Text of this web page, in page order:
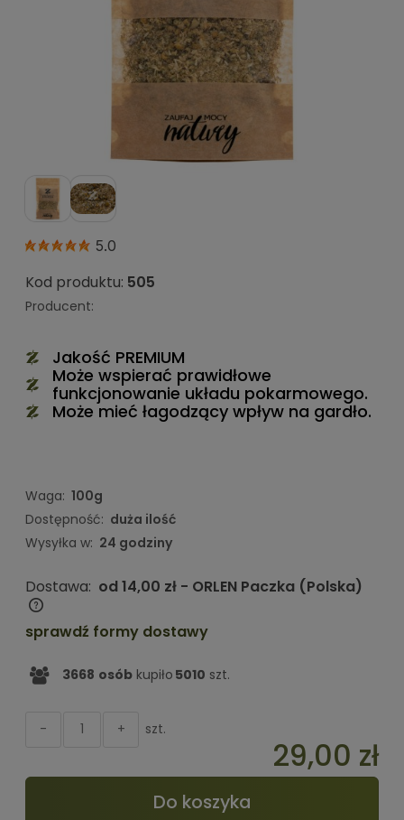
5.0
Kod produktu: 505
Producent:
Jakość PREMIUM
Może wspierać prawidłowe
funkcjonowanie układu pokarmowego.
Może mieć łagodzący wpływ na gardło.
Waga: 100g
Dostępność: duża ilość
Wysyłka w: 24 godziny
Dostawa: od 14,00 zł - ORLEN Paczka (Polska)
Cena nie zawiera ewentualnych kosztów płatności
sprawdź formy dostawy
3668 osób kupiło 5010 szt.
+
- szt.
29,00 zł
Do koszyka